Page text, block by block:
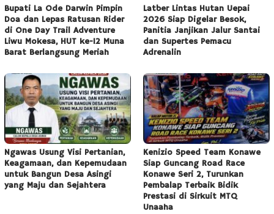
Bupati La Ode Darwin Pimpin
Doa dan Lepas Ratusan Rider
di One Day Trail Adventure
Liwu Mokesa, HUT ke-12 Muna
Barat Berlangsung Meriah
Latber Lintas Hutan Uepai
2026 Siap Digelar Besok,
Panitia Janjikan Jalur Santai
dan Supertes Pemacu
Adrenalin
Ngawas Usung Visi Pertanian,
Keagamaan, dan Kepemudaan
untuk Bangun Desa Asingi
yang Maju dan Sejahtera
Kenizio Speed Team Konawe
Siap Guncang Road Race
Konawe Seri 2, Turunkan
Pembalap Terbaik Bidik
Prestasi di Sirkuit MTQ
Unaaha